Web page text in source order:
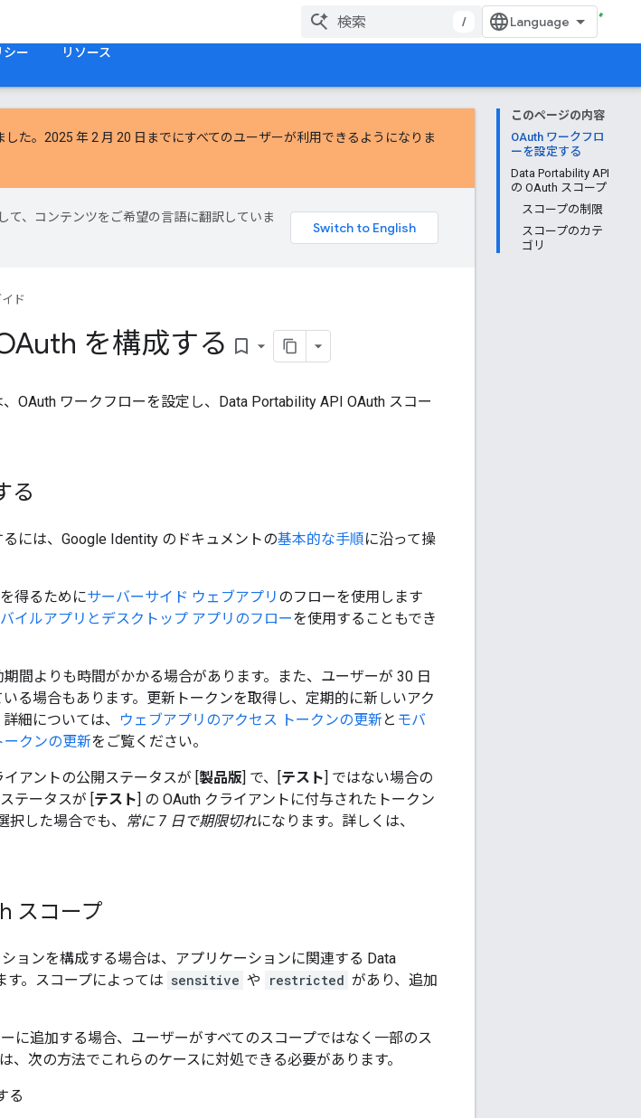
/
シー リソース
このページの内容
OAuth ワークフロ
ーを設定する
Data Portability API
の OAuth スコープ
スコープの制限
スコープのカテ
ゴリ
した。2025 年 2 月 20 日までにすべてのユーザーが利用できるようになりま
て、コンテンツをご希望の言語に翻訳していま
ド
を構成する bookmark_border
OAuth ワークフローを設定し、Data Portability API OAuth スコー
る
には、Google Identity のドキュメントの基本的な手順に沿って操
得るためにサーバーサイド ウェブアプリ のフローを使用します
イルアプリとデスクトップ アプリのフローを使用することもでき
間よりも時間がかかる場合があります。また、ユーザーが 30 日
る場合もあります。更新トークンを取得し、定期的に新しいアク
細については、
ウェブアプリのアクセス トークンの更新 と モバ
クンの更新をご覧ください。
アントの公開ステータスが [製品版] で、[テスト] ではない場合の
テータスが [テスト] の OAuth クライアントに付与されたトークン
した場合でも、
常に 7 日で期限切れになります。詳しくは、
スコープ
ョンを構成する場合は、アプリケーションに関連する Data
す。スコープによっては sensitive や restricted があり、追加
に追加する場合、ユーザーがすべてのスコープではなく一部のス
、次の方法でこれらのケースに対処できる必要があります。
る